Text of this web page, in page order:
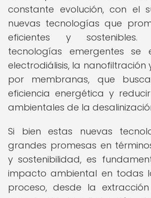
constante evolución, con el
nuevas tecnologías que
eficientes y sostenibles.
tecnologías emergentes se
electrodiálisis, la nanofiltración
por membranas, que
eficiencia energética y
ambientales de la
Si bien estas nuevas
grandes promesas en
y sostenibilidad, es
impacto ambiental en todas
proceso, desde la